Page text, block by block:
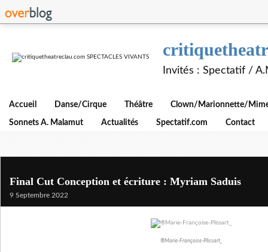
Invités : Spectatif /
Accueil Danse/Cirque Théâtre Clown/Marionnette/
Sonnets A. Malamut Actualités Spectatif.com Contact
Final Cut Conception et écriture : Myriam Saduis
9 Septembre 2022
®Marie-Françoise-Plissart_